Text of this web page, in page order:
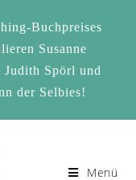
Buchpreises
Susanne
Spörl und
der Selbies!
Menü